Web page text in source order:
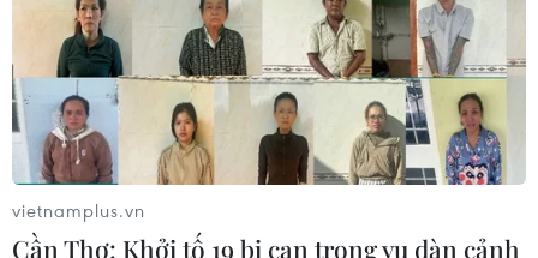
vietnamplus.vn
Cần Thơ: Khởi tố 19 bị can trong vụ dàn cảnh